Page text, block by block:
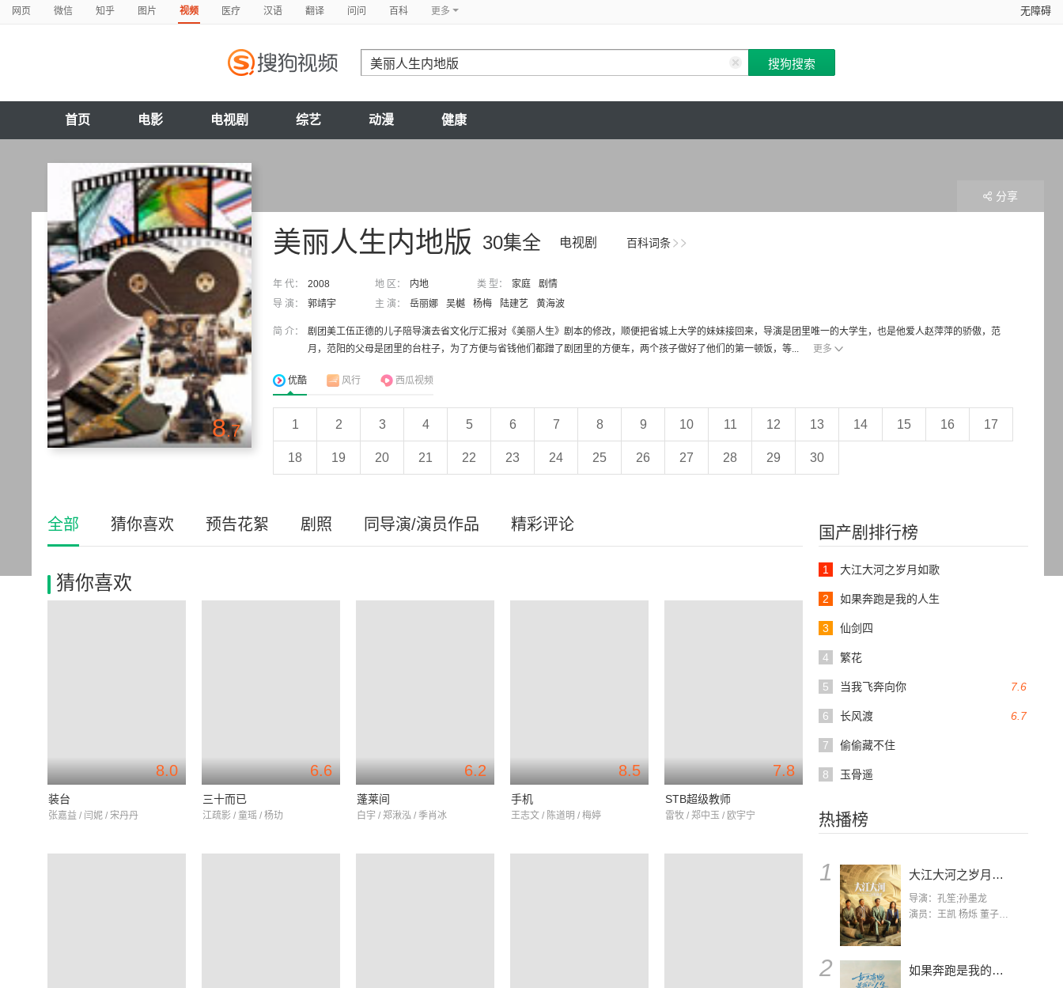
网页 微信 知乎 图片 视频 医疗 汉语 翻译 问问 百科 更多 无障碍
首页 电影 电视剧 综艺 动漫 健康
8.7
百科词条
30集全 电视剧
美丽人生内地版
年 代： 2008 地 区： 内地 类 型： 家庭
剧情
导 演：
郭靖宇 主 演： 岳丽娜 吴樾 杨梅 陆建艺 黄海波
简 介：
剧团美工伍正德的儿子陪导演去省文化厅汇报对《美丽人生》剧本的修改，顺便把省城上大学的妹妹接回来，导演是团里唯一的大学生，也是他爱人赵萍萍的骄傲，范
月，范阳的父母是团里的台柱子，为了方便与省钱他们都蹭了剧团里的方便车，两个孩子做好了他们的第一顿饭，等...
更多
优酷 风行 西瓜视频
1 2 3 4 5 6 7 8 9 10 11 12 13 14 15 16 17
18 19 20 21 22 23 24 25 26 27 28 29 30
分享
国产剧排行榜
1 大江大河之岁月如歌
2 如果奔跑是我的人生
3 仙剑四
4 繁花
7.6
5 当我飞奔向你
6.7
6 长风渡
7 偷偷藏不住
8 玉骨遥
热播榜
1 大江大河之岁月如歌
导演：孔笙;孙墨龙
演员：王凯 杨烁 董子健 杨采钰 张佳宁 练练 林栋甫 房子斌
2 如果奔跑是我的人生
全部 猜你喜欢 预告花絮 剧照 同导演/演员作品 精彩评论
猜你喜欢
8.0
装台
张嘉益 / 闫妮 / 宋丹丹
6.6
三十而已
江疏影 / 童瑶 / 杨玏
6.2
蓬莱间
白宇 / 郑湫泓 / 季肖冰
8.5
手机
王志文 / 陈道明 / 梅婷
7.8
STB超级教师
雷牧 / 郑中玉 / 欧宇宁